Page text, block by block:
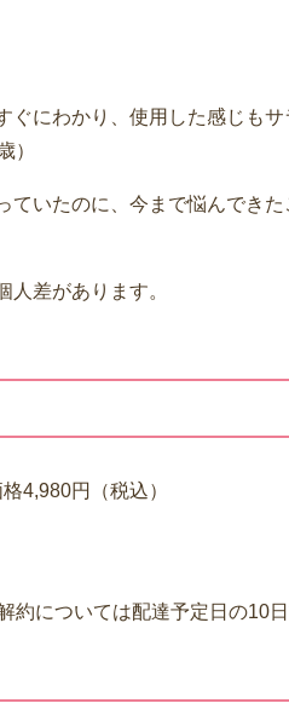
ぐにわかり、使用した感じも
）
ていたのに、今まで悩んでき
差があります。
4,980円（税込）
については配達予定日の10